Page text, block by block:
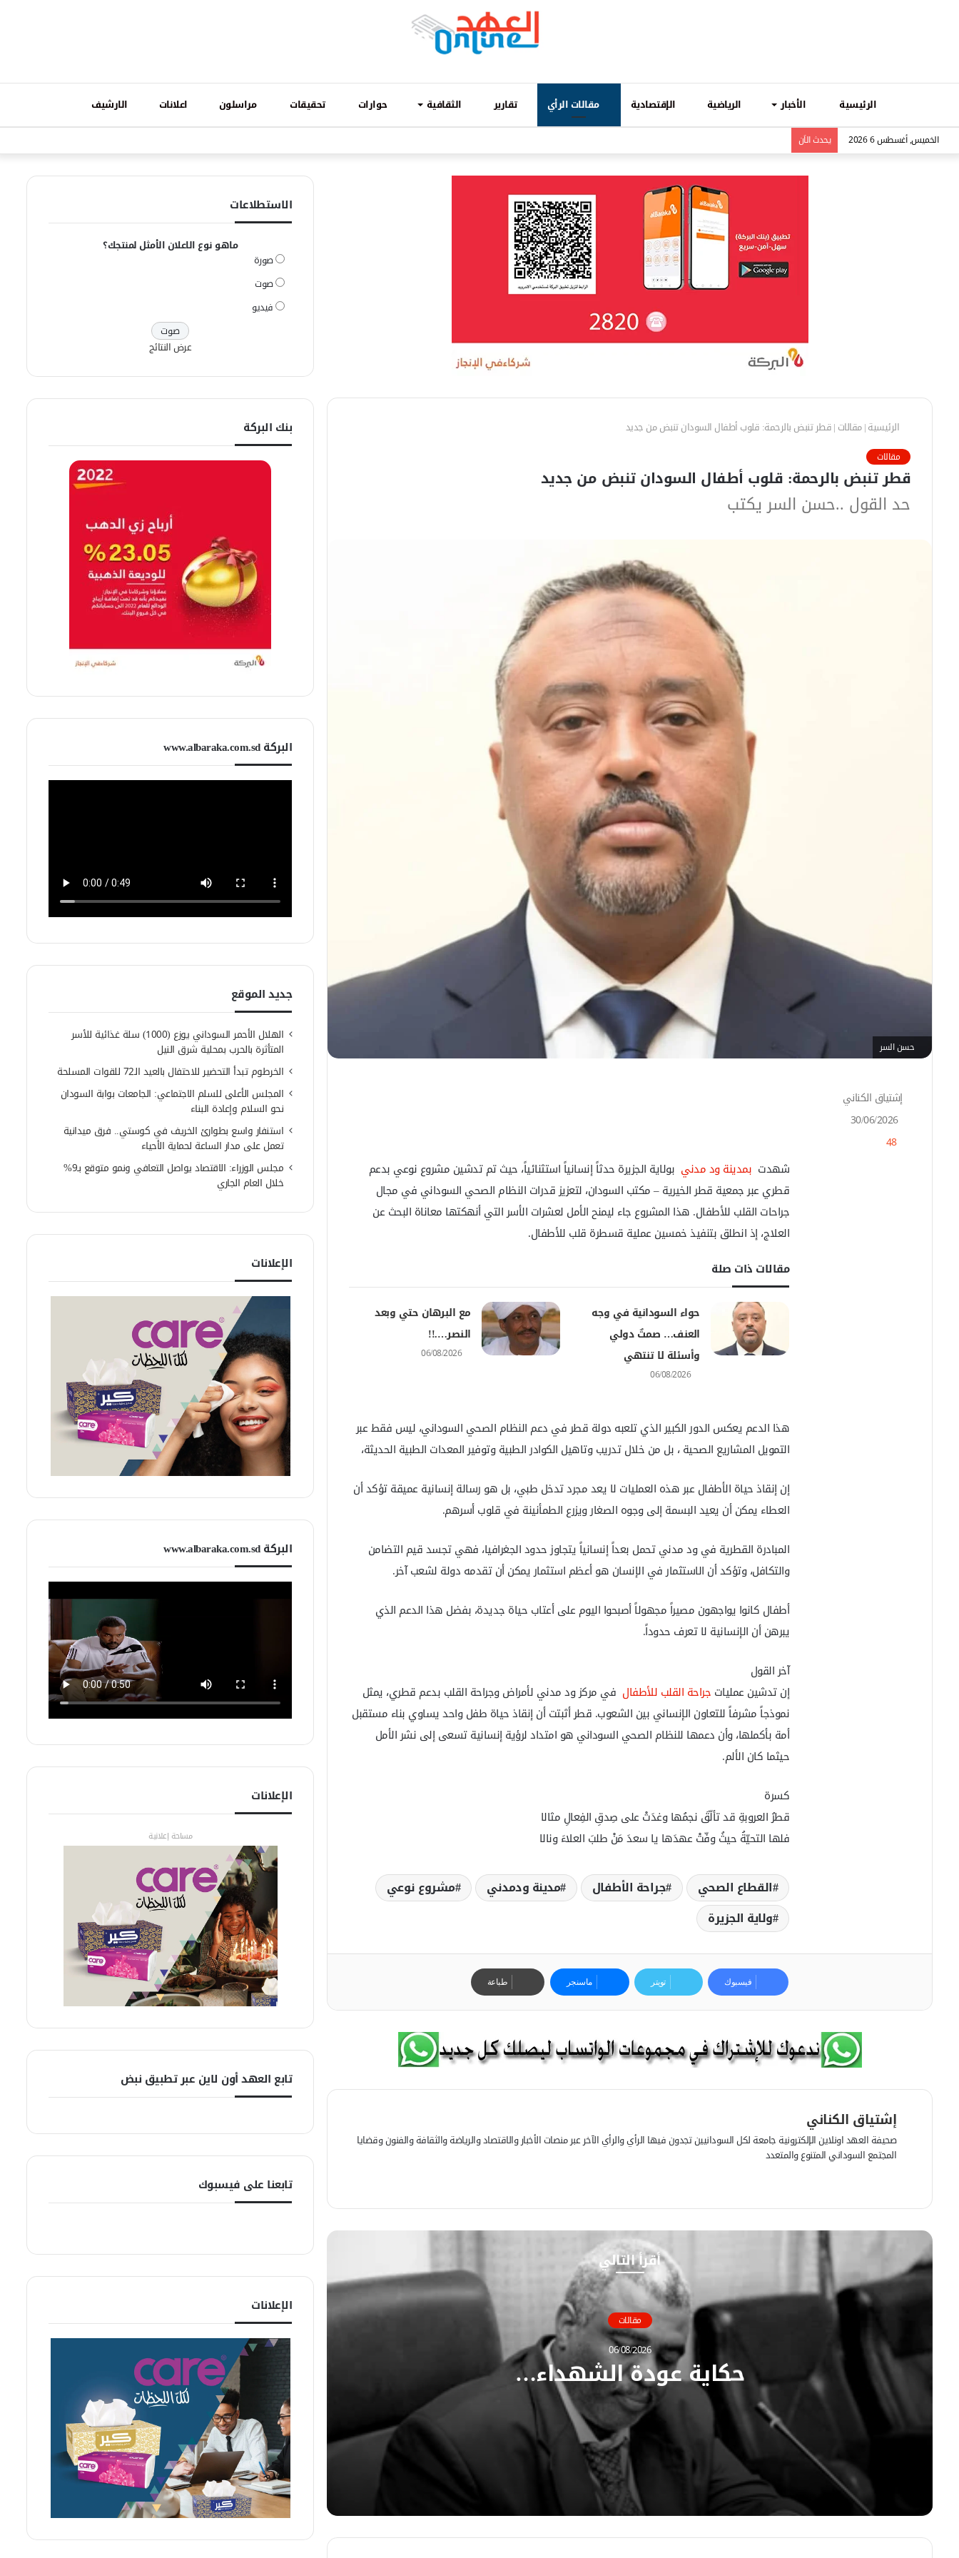
الرئيسية الأخبار الرياضية الإقتصادية مقالات الرأي تقارير الثقافية حوارات تحقيقات مراسلون اعلانات الارشيف
الخميس, أغسطس 6 2026 يحدث الاَن
الرئيسية|مقالات |قطر تنبض بالرحمة: قلوب أطفال السودان تنبض من جديد
مقالات
قطر تنبض بالرحمة: قلوب أطفال السودان تنبض من جديد
حد القول ..حسن السر يكتب
حسن السر
شهدت بمدينة ود مدني بولاية الجزيرة حدثاً إنسانياً استثنائياً، حيث تم تدشين مشروع نوعي بدعم
قطري عبر جمعية قطر الخيرية – مكتب السودان، لتعزيز قدرات النظام الصحي السوداني في مجال
جراحات القلب للأطفال. هذا المشروع جاء ليمنح الأمل لعشرات الأسر التي أنهكتها معاناة البحث عن
العلاج، إذ انطلق بتنفيذ خمسين عملية قسطرة قلب للأطفال.
مقالات ذات صلة
حواء السودانية في وجه
العنف… صمتٌ دولي
وأسئلة لا تنتهي
06/08/2026
مع البرهان حتي وبعد
النصر….!!
06/08/2026
هذا الدعم يعكس الدور الكبير الذي تلعبه دولة قطر في دعم النظام الصحي السوداني، ليس فقط عبر
التمويل المشاريع الصحية ، بل من خلال تدريب وتاهيل الكوادر الطبية وتوفير المعدات الطبية الحديثة،
إن إنقاذ حياة الأطفال عبر هذه العمليات لا يعد مجرد تدخل طبي، بل هو رسالة إنسانية عميقة تؤكد أن
العطاء يمكن أن يعيد البسمة إلى وجوه الصغار ويزرع الطمأنينة في قلوب أسرهم.
المبادرة القطرية في ود مدني تحمل بعداً إنسانياً يتجاوز حدود الجغرافيا، فهي تجسد قيم التضامن
والتكافل، وتؤكد أن الاستثمار في الإنسان هو أعظم استثمار يمكن أن تقدمه دولة لشعب آخر.
أطفال كانوا يواجهون مصيراً مجهولاً أصبحوا اليوم على أعتاب حياة جديدة، بفضل هذا الدعم الذي
يبرهن أن الإنسانية لا تعرف حدوداً.
آخر القول
إن تدشين عمليات جراحة القلب للأطفال في مركز ود مدني لأمراض وجراحة القلب بدعم قطري، يمثل
نموذجاً مشرفاً للتعاون الإنساني بين الشعوب. قطر أثبتت أن إنقاذ حياة طفل واحد يساوي بناء مستقبل
أمة بأكملها، وأن دعمها للنظام الصحي السوداني هو امتداد لرؤية إنسانية تسعى إلى نشر الأمل
حيثما كان الألم.
كسرة
قطرُ العروبةِ قد تألّقَ نجمُها وغدَتْ على صِدقِ الفِعالِ مثالا
فلها التحيّةُ حيثُ وفّتْ عهدَها يا سعدَ مَنْ طلبَ العلاءَ ونالا
القطاع الصحي جراحة الأطفال مدينة ودمدني
مشروع نوعي
ولاية الجزيرة
إشتياق الكناني
30/06/2026
48
فيسبوك تويتر ماسنجر طباعة
إشتياق الكناني
صحيفة العهد اونلاين الإلكترونية جامعة لكل السودانيين تجدون فيها الرأي والرأي الآخر عبر منصات الأخبار والاقتصاد والرياضة والثقافة والفنون وقضايا
المجتمع السوداني المتنوع والمتعدد
و
ق
ل
س
ب
أقرأ التالي
مقالات
06/08/2026
حكاية عودة الشهداء…
06/08/2026
حكاية عودة الشهداء…
الاستطلاعات
ماهو نوع الاعلان الأمثل لمنتجك؟
صورة
صوت
فيديو
عرض النتائج
بنك البركة
البركة www.albaraka.com.sd
جديد الموقع
الهلال الأحمر السوداني يوزع (1000) سلة غذائية للأسر
المتأثرة بالحرب بمحلية شرق النيل
الخرطوم تبدأ التحضير للاحتفال بالعيد الـ72 للقوات المسلحة
المجلس الأعلى للسلم الاجتماعي: الجامعات بوابة السودان
نحو السلام وإعادة البناء
استنفار واسع بطوارئ الخريف في كوستي.. فرق ميدانية
تعمل على مدار الساعة لحماية الأحياء
مجلس الوزراء: الاقتصاد يواصل التعافي ونمو متوقع بـ9%
خلال العام الجاري
الإعلانات
البركة www.albaraka.com.sd
الإعلانات
مساحة إعلانية
تابع العهد أون لاين عبر تطبيق نبض
تابعنا على فيسبوك
الإعلانات